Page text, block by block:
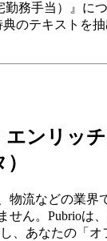
勤務手当）』に
のテキストを
エンリッ
物流などの業界
せん。Pubrioは
、あなたの「オ